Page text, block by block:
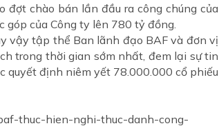
đợt chào bán lần đầu ra công chúng của
của Công ty lên 780 tỷ đồng.
vậy tập thể Ban lãnh đạo BAF và đơn vị
trong thời gian sớm nhất, đem lại sự tin
quyết định niêm yết 78.000.000 cổ phiếu